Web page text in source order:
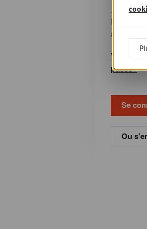
Entrez le
Vous
passe?
Ou